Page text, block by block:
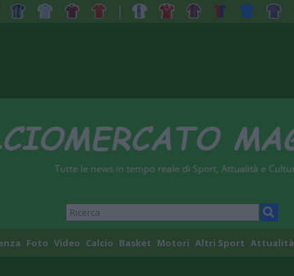
Foto Video Calcio Basket Motori Altri Sport Attualità